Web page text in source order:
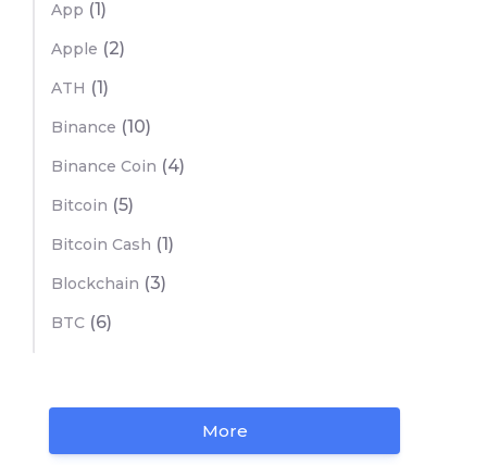
App (1)
Apple (2)
ATH (1)
Binance (10)
Binance Coin (4)
Bitcoin (5)
Bitcoin Cash (1)
Blockchain (3)
BTC (6)
More